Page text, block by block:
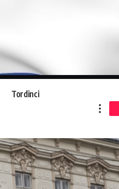
Tordinci